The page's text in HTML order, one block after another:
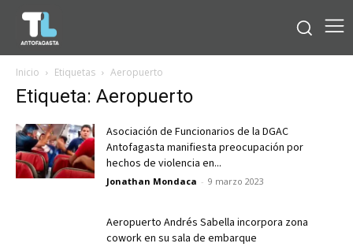
Inicio Etiquetas Aeropuerto
Etiqueta: Aeropuerto
Asociación de Funcionarios de la DGAC
Antofagasta manifiesta preocupación por
hechos de violencia en...
Jonathan Mondaca - 9 marzo 2023
Aeropuerto Andrés Sabella incorpora zona
cowork en su sala de embarque